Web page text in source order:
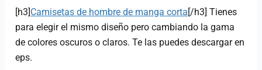
[h3]Camisetas de hombre de manga corta[/h3] Tienes
para elegir el mismo diseño pero cambiando la gama
de colores oscuros o claros. Te las puedes descargar en
eps.